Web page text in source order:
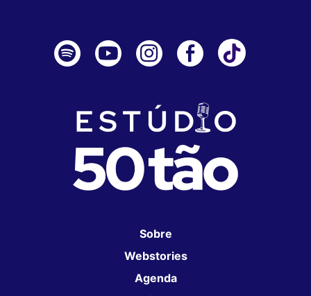
Sobre
Webstories
Agenda